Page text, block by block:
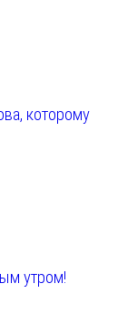
которому
утром!